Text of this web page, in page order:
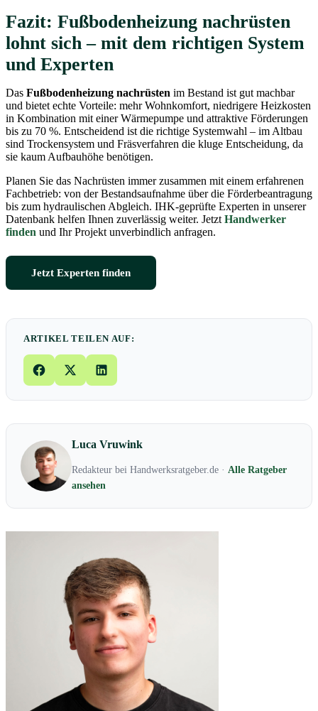
Fazit: Fußbodenheizung nachrüsten
lohnt sich – mit dem richtigen System
und Experten
Das Fußbodenheizung nachrüsten im Bestand ist gut machbar
und bietet echte Vorteile: mehr Wohnkomfort, niedrigere Heizkosten
in Kombination mit einer Wärmepumpe und attraktive Förderungen
bis zu 70 %. Entscheidend ist die richtige Systemwahl – im Altbau
sind Trockensystem und Fräsverfahren die kluge Entscheidung, da
sie kaum Aufbauhöhe benötigen.
Planen Sie das Nachrüsten immer zusammen mit einem erfahrenen
Fachbetrieb: von der Bestandsaufnahme über die Förderbeantragung
bis zum hydraulischen Abgleich. IHK-geprüfte Experten in unserer
Datenbank helfen Ihnen zuverlässig weiter. Jetzt Handwerker
finden und Ihr Projekt unverbindlich anfragen.
Jetzt Experten finden
ARTIKEL TEILEN AUF:
Luca Vruwink
Redakteur bei Handwerksratgeber.de · Alle Ratgeber
ansehen